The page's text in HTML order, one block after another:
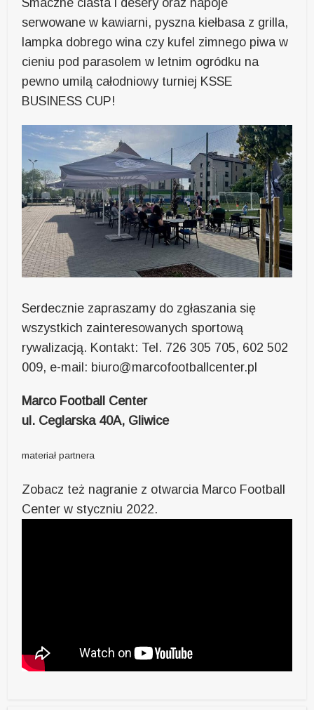
Smaczne ciasta i desery oraz napoje
serwowane w kawiarni, pyszna kiełbasa z grilla,
lampka dobrego wina czy kufel zimnego piwa w
cieniu pod parasolem w letnim ogródku na
pewno umilą całodniowy turniej KSSE
BUSINESS CUP!
Serdecznie zapraszamy do zgłaszania się
wszystkich zainteresowanych sportową
rywalizacją. Kontakt: Tel. 726 305 705, 602 502
009, e-mail: biuro@marcofootballcenter.pl
Marco Football Center
ul. Ceglarska 40A, Gliwice
materiał partnera
Zobacz też nagranie z otwarcia Marco Football
Center w styczniu 2022.